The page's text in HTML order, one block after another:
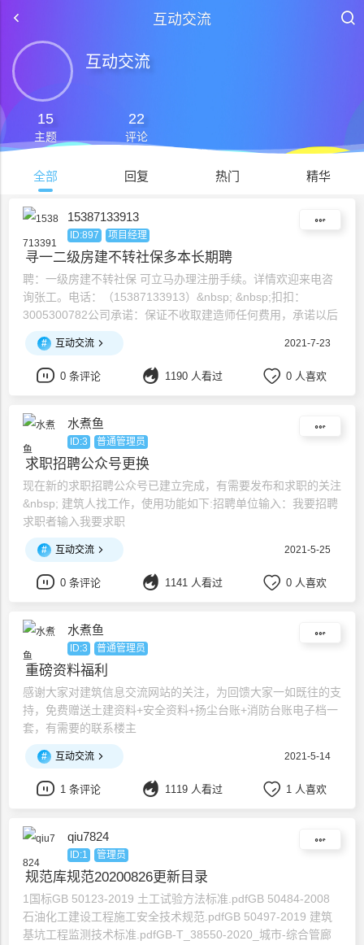
互动交流
互动交流
15
主题
22
评论
全部 回复 热门 精华
15387133913
ID:897 项目经理
寻一二级房建不转社保多本长期聘
聘：一级房建不转社保 可立马办理注册手续。详情欢迎来电咨
询张工。电话：（15387133913）&nbsp; &nbsp;扣扣：
3005300782公司承诺：保证不收取建造师任何费用，承诺以后
一切的转出手续注：如以上信息没有您的专业，欢迎来电登记，
会尽快帮您安排单位！同时欢迎资质升级或年检的企业预约、洽
谈，真诚期待与您的成功合作！
# 互动交流 2021-7-23
0 条评论 1190 人看过 0 人喜欢
水煮鱼
ID:3 普通管理员
求职招聘公众号更换
现在新的求职招聘公众号已建立完成，有需要发布和求职的关注
&nbsp; 建筑人找工作，使用功能如下:招聘单位输入：我要招聘
求职者输入我要求职
# 互动交流 2021-5-25
0 条评论 1141 人看过 0 人喜欢
水煮鱼
ID:3 普通管理员
重磅资料福利
感谢大家对建筑信息交流网站的关注，为回馈大家一如既往的支
持，免费赠送土建资料+安全资料+扬尘台账+消防台账电子档一
套，有需要的联系楼主
# 互动交流 2021-5-14
1 条评论 1119 人看过 1 人喜欢
qiu7824
ID:1 管理员
规范库规范20200826更新目录
1国标GB 50123-2019 土工试验方法标准.pdfGB 50484-2008
石油化工建设工程施工安全技术规范.pdfGB 50497-2019 建筑
基坑工程监测技术标准.pdfGB-T_38550-2020_城市-综合管廊